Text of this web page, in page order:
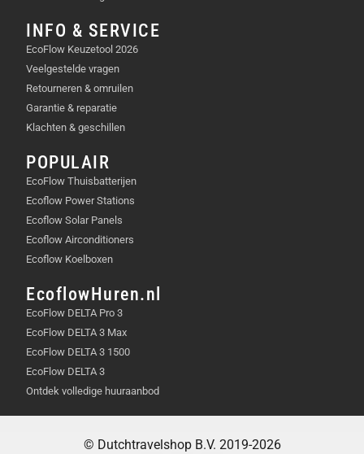
INFO & SERVICE
EcoFlow Keuzetool 2026
Veelgestelde vragen
Retourneren & omruilen
Garantie & reparatie
Klachten & geschillen
POPULAIR
EcoFlow Thuisbatterijen
Ecoflow Power Stations
Ecoflow Solar Panels
Ecoflow Airconditioners
Ecoflow Koelboxen
EcoflowHuren.nl
EcoFlow DELTA Pro 3
EcoFlow DELTA 3 Max
EcoFlow DELTA 3 1500
EcoFlow DELTA 3
Ontdek volledige huuraanbod
© Dutchtravelshop B.V. 2019-2026